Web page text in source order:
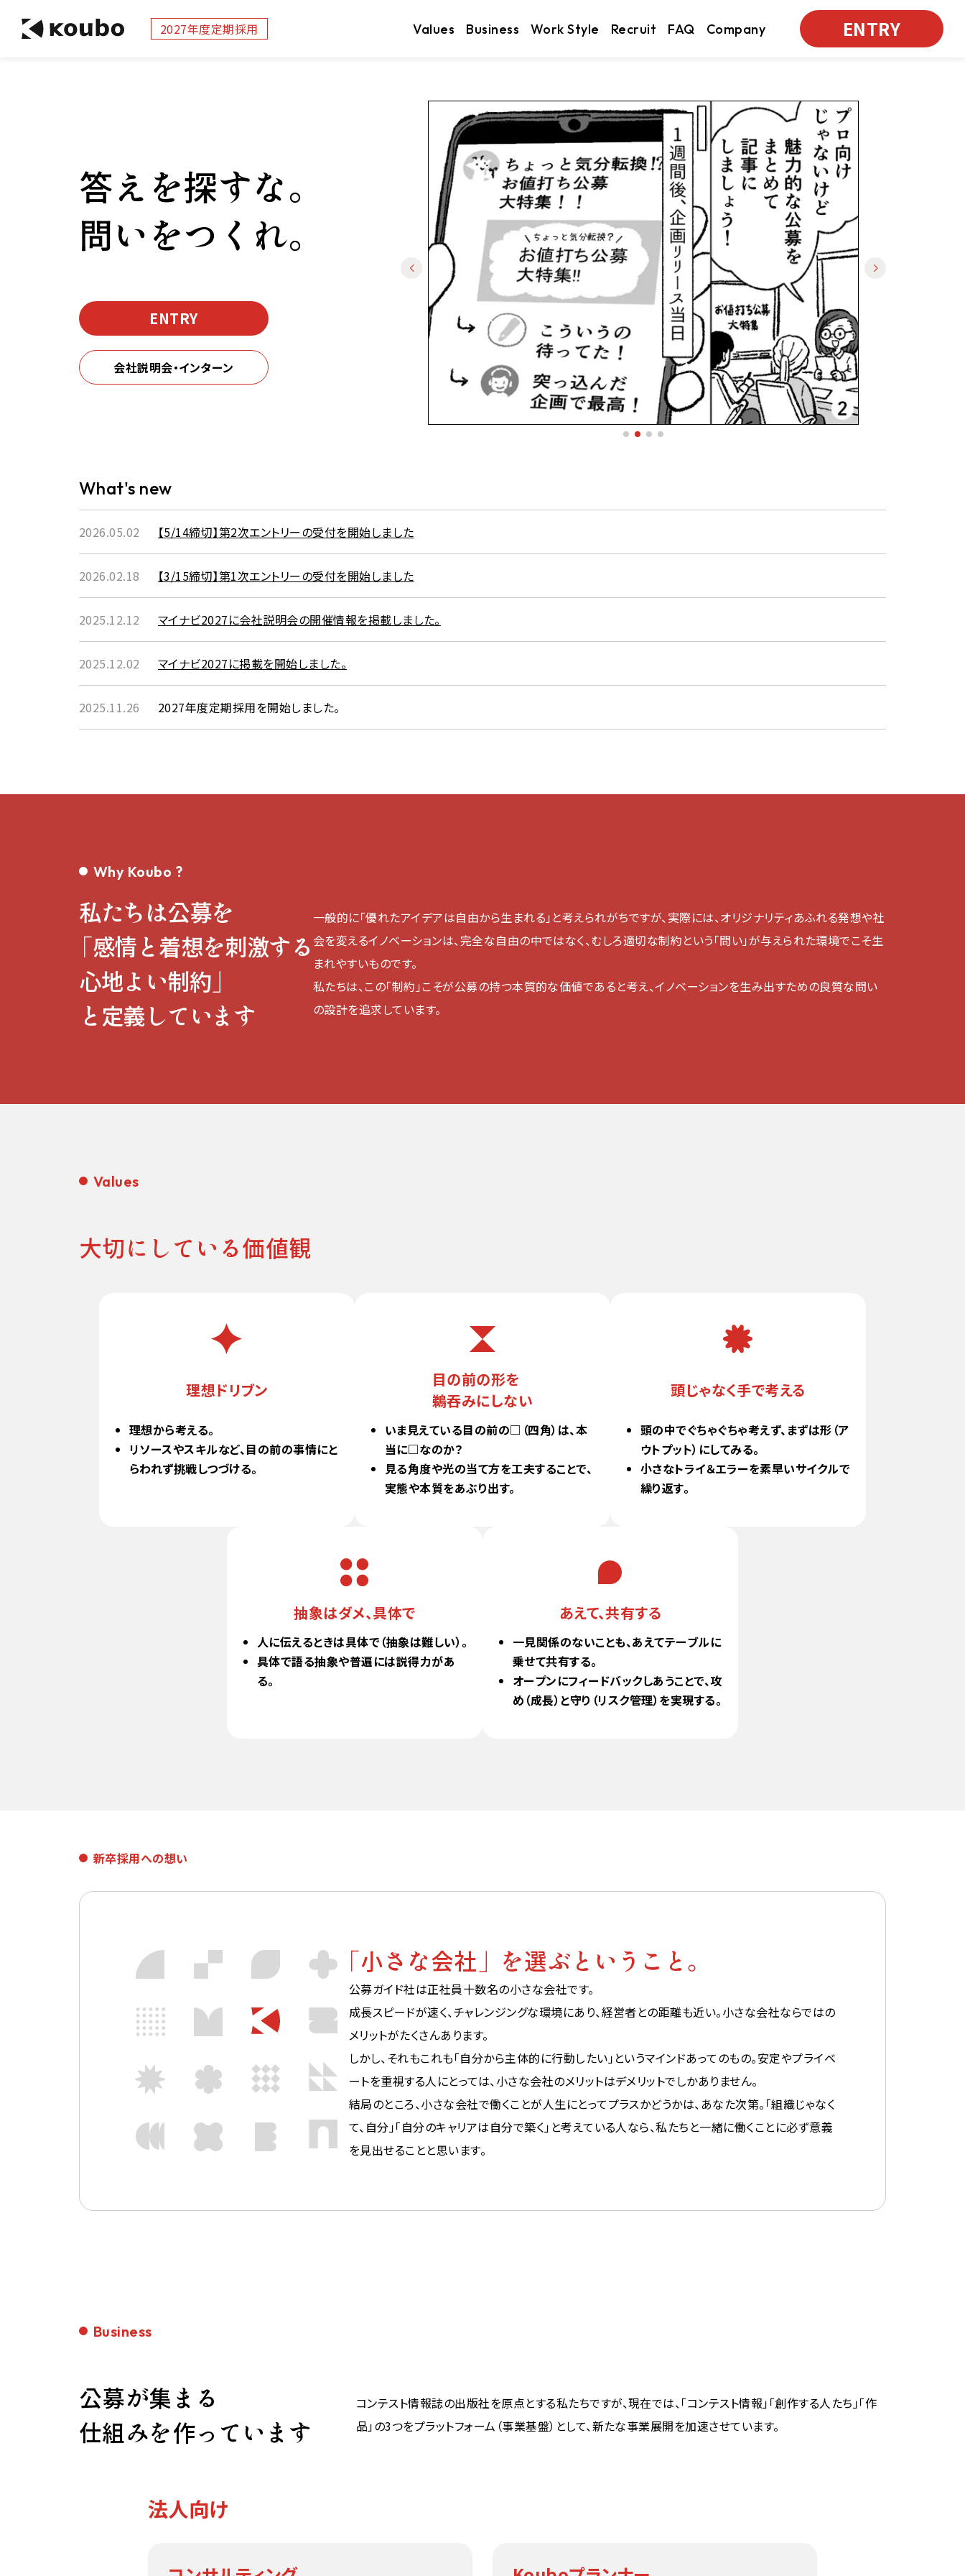
2027年度定期採用 Values Business Work Style Recruit FAQ Company ENTRY
答えを探すな。
問いをつくれ。
ENTRY
会社説明会・インターン
What's new
2026.05.02 【5/14締切】第2次エントリーの受付を開始しました
2026.02.18 【3/15締切】第1次エントリーの受付を開始しました
2025.12.12 マイナビ2027に会社説明会の開催情報を掲載しました。
2025.12.02 マイナビ2027に掲載を開始しました。
2025.11.26 2027年度定期採用を開始しました。
Why Koubo ?
私たちは公募を
「感情と着想を刺激する
心地よい制約」
と定義しています
一般的に「優れたアイデアは自由から生まれる」と考えられがちですが、実際には、オリジナリティあふれる発想や社
会を変えるイノベーションは、完全な自由の中ではなく、むしろ適切な制約という「問い」が与えられた環境でこそ生
まれやすいものです。
私たちは、この「制約」こそが公募の持つ本質的な価値であると考え、イノベーションを生み出すための良質な問い
の設計を追求しています。
Values
大切にしている価値観
理想ドリブン
理想から考える。
リソースやスキルなど、目の前の事情にと
らわれず挑戦しつづける。
目の前の形を
鵜吞みにしない
いま見えている目の前の□（四角）は、本
当に□なのか？
見る角度や光の当て方を工夫することで、
実態や本質をあぶり出す。
頭じゃなく手で考える
頭の中でぐちゃぐちゃ考えず、まずは形（ア
ウトプット）にしてみる。
小さなトライ＆エラーを素早いサイクルで
繰り返す。
抽象はダメ、具体で
人に伝えるときは具体で（抽象は難しい）。
具体で語る抽象や普遍には説得力があ
る。
あえて、共有する
一見関係のないことも、あえてテーブルに
乗せて共有する。
オープンにフィードバックしあうことで、攻
め（成長）と守り（リスク管理）を実現する。
新卒採用への想い
「小さな会社」を選ぶということ。
公募ガイド社は正社員十数名の小さな会社です。
成長スピードが速く、チャレンジングな環境にあり、経営者との距離も近い。小さな会社ならではの
メリットがたくさんあります。
しかし、それもこれも「自分から主体的に行動したい」というマインドあってのもの。安定やプライベ
ートを重視する人にとっては、小さな会社のメリットはデメリットでしかありません。
結局のところ、小さな会社で働くことが人生にとってプラスかどうかは、あなた次第。「組織じゃなく
て、自分」「自分のキャリアは自分で築く」と考えている人なら、私たちと一緒に働くことに必ず意義
を見出せることと思います。
Business
公募が集まる
仕組みを作っています
コンテスト情報誌の出版社を原点とする私たちですが、現在では、「コンテスト情報」「創作する人たち」「作
品」の3つをプラットフォーム（事業基盤）として、新たな事業展開を加速させています。
法人向け